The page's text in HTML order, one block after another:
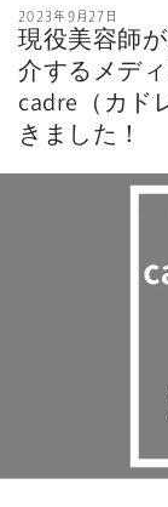
2023年9月27日
現役美容師
介するメデ
cadre（カド
きました！